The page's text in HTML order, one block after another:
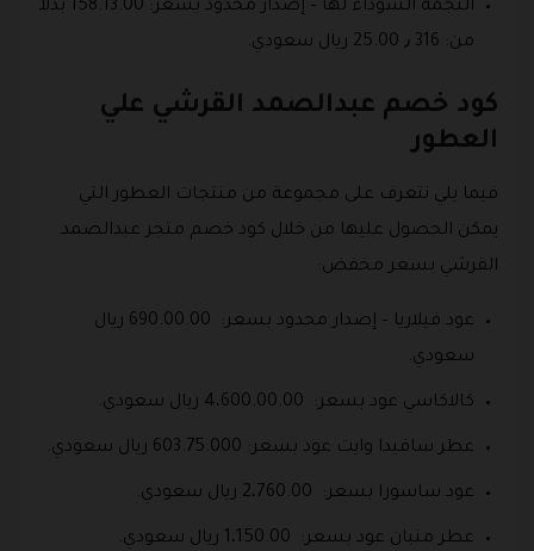
النجمة السوداء لها – إصدار محدود بسعر: 158.13.00 بدلا
من: 316 ٫ 25.00 ريال سعودي.
كود خصم عبدالصمد القرشي علي
العطور
فيما يلي نتعرف على مجموعة من منتجات العطور التي
يمكن الحصول عليها من خلال كود خصم متجر عبدالصمد
القرشي بسعر مخفض:
عود فيلاريا – إصدار محدود بسعر: 690.00.00 ريال
سعودي.
كالاكاسي عود بسعر: 4،600.00.00 ريال سعودي.
عطر سافيدا وايت عود بسعر: 603.75.000 ريال سعودي.
عود ساسورا بسعر: 2،760.00 ريال سعودي.
عطر منبان عود بسعر: 1،150.00 ريال سعودي.